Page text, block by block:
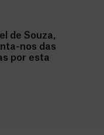
de Souza,
nos das
por esta